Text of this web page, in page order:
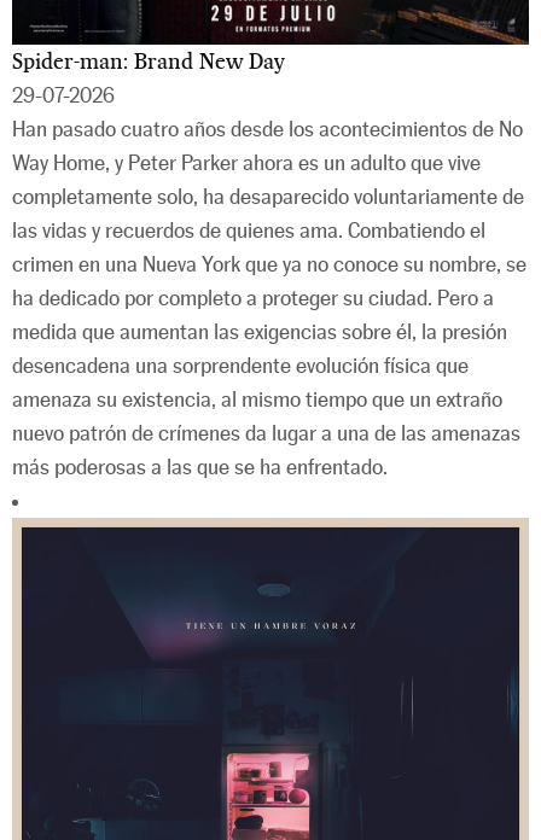
Spider-man: Brand New Day
29-07-2026
Han pasado cuatro años desde los acontecimientos de No
Way Home, y Peter Parker ahora es un adulto que vive
completamente solo, ha desaparecido voluntariamente de
las vidas y recuerdos de quienes ama. Combatiendo el
crimen en una Nueva York que ya no conoce su nombre, se
ha dedicado por completo a proteger su ciudad. Pero a
medida que aumentan las exigencias sobre él, la presión
desencadena una sorprendente evolución física que
amenaza su existencia, al mismo tiempo que un extraño
nuevo patrón de crímenes da lugar a una de las amenazas
más poderosas a las que se ha enfrentado.